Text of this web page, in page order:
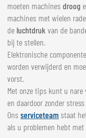
moeten machines droog
machines met wielen
de luchtdruk van de
bij te stellen.
Elektronische
worden verwijderd en
vorst.
Met onze tips kunt u
en daardoor zonder
Ons serviceteam staat
als u problemen hebt met